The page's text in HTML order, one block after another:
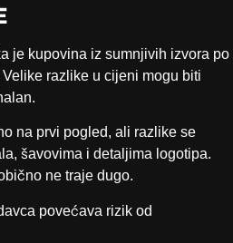
je kupovina iz sumnjivih izvora po
razlike u cijeni mogu biti
na prvi pogled, ali razlike se
šavovima i detaljima logotipa.
ne traje dugo.
povećava rizik od